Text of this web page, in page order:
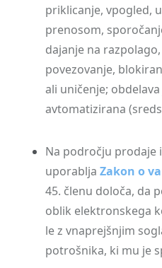
priklicanje, vpogled,
prenosom,
dajanje na
povezovanje,
ali uničenje;
avtomatizirana
Na področju prodaje
uporablja Zakon o
45. členu določa, da
oblik elektronskega
le z vnaprejšnjim
potrošnika, ki mu je